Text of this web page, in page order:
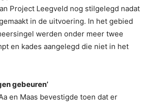
Project Leegveld nog stilgelegd nadat
in de uitvoering. In het gebied
werden onder meer twee
en kades aangelegd die niet in het
gebeuren’
en Maas bevestigde toen dat er